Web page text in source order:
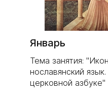
Январь
Тема занятия:
нославянский
церковной азбуке"